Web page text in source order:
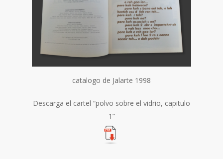
catalogo de Jalarte 1998
Descarga el cartel “polvo sobre el vidrio, capitulo
1”